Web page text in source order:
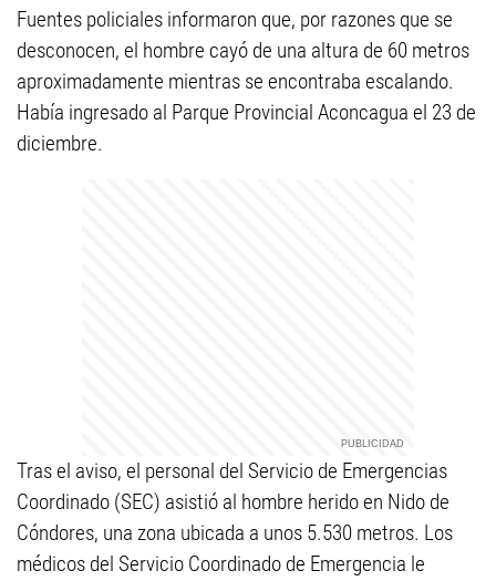
Fuentes policiales informaron que, por razones que se
desconocen, el hombre cayó de una altura de 60 metros
aproximadamente mientras se encontraba escalando.
Había ingresado al Parque Provincial Aconcagua el 23 de
diciembre.
Tras el aviso, el personal del Servicio de Emergencias
Coordinado (SEC) asistió al hombre herido en Nido de
Cóndores, una zona ubicada a unos 5.530 metros. Los
médicos del Servicio Coordinado de Emergencia le